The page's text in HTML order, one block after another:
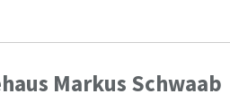
Markus Schwaab